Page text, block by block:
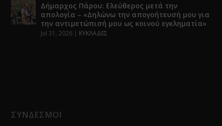
Δήμαρχος Πάρου: Ελεύθερος μετά την
απολογία – «Δηλώνω την απογοήτευσή μου για
την αντιμετώπισή μου ως κοινού εγκληματία»
Jul 31, 2026 | ΚΥΚΛΑΔΕΣ
ΣΥΝΔΕΣΜΟΙ